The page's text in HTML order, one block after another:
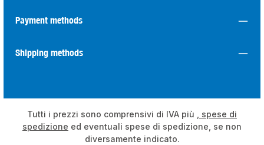
Payment methods
Shipping methods
Tutti i prezzi sono comprensivi di IVA più
, spese di
spedizione ed eventuali spese di spedizione, se non
diversamente indicato.